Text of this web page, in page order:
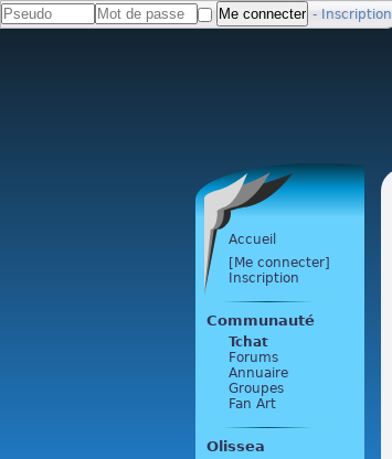
- Inscription
Accueil
[Me connecter]
Inscription
Communauté
Tchat
Forums
Annuaire
Groupes
Fan Art
Olissea